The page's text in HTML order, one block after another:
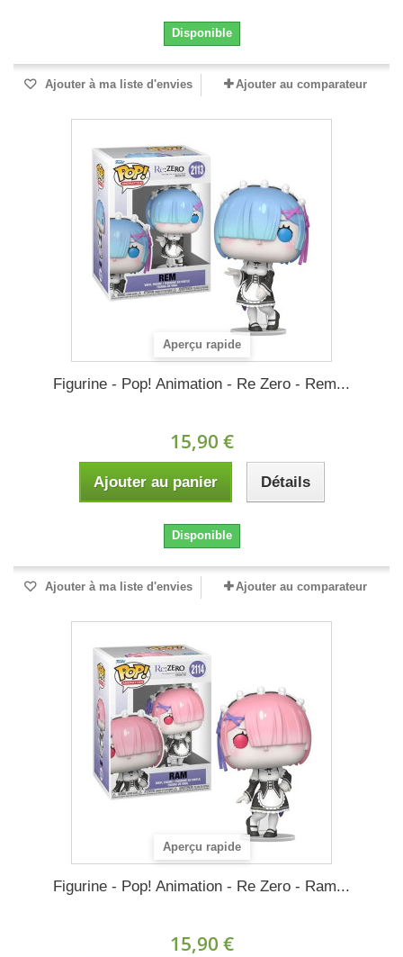
Disponible
Ajouter à ma liste d'envies Ajouter au comparateur
Aperçu rapide
Figurine - Pop! Animation - Re Zero - Rem...
15,90 €
Ajouter au panier Détails
Disponible
Ajouter à ma liste d'envies Ajouter au comparateur
Aperçu rapide
Figurine - Pop! Animation - Re Zero - Ram...
15,90 €